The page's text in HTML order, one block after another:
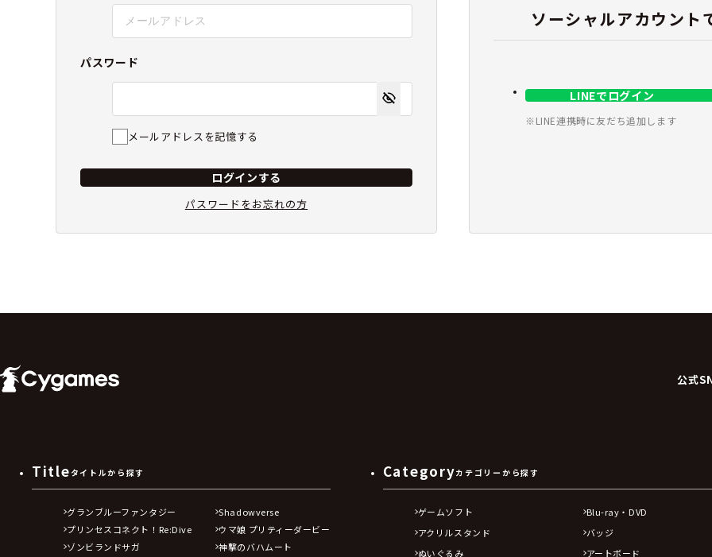
パスワード
メールアドレスを記憶する
ログインする
パスワードをお忘れの方
ソーシャルアカウント
LINEでログイン
※LINE連携時に友だち追加します
公式
Title タイトルから探す
グランブルーファンタジー
Shadowverse
プリンセスコネクト！Re:Dive
ウマ娘 プリティーダービー
ゾンビランドサガ
神撃のバハムート
Categoryカテゴリーから探す
ゲームソフト Blu-ray・DVD
アクリルスタンド
バッジ
ぬいぐるみ
アートボード